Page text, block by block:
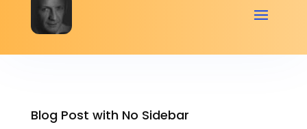
Blog Post with No Sidebar